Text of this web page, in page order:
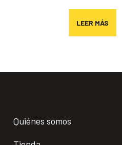
LEER MÁS
Quiénes somos